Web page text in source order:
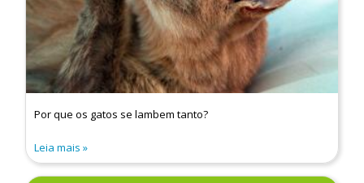
Por que os gatos se lambem tanto?
Leia mais